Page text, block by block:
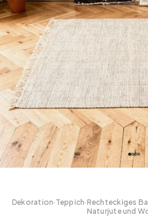
Dekoration· Teppich· Rechteckiges
Naturjute und